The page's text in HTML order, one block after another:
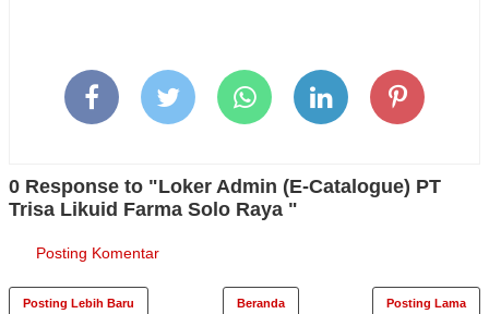
0 Response to "Loker Admin (E-Catalogue) PT
Trisa Likuid Farma Solo Raya "
Posting Komentar
Posting Lebih Baru Posting Lama
Beranda